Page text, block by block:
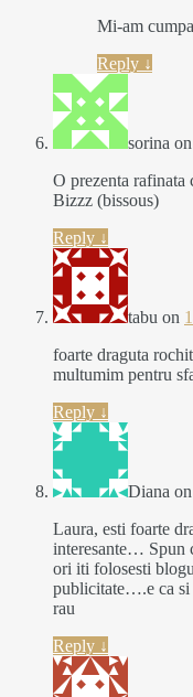
Mi-am
Reply ↓
sorina on
O prezenta rafinata
Bizzz (bissous)
Reply ↓
tabu on
foarte draguta
multumim pentru
Reply ↓
Diana on
Laura, esti foarte
interesante… Spun
ori iti folosesti
publicitate….e ca
rau
Reply ↓